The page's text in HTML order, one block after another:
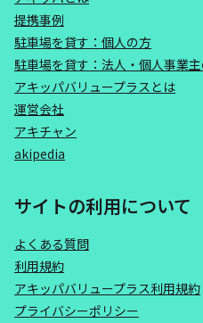
提携事例
駐車場を貸す：個人の方
駐車場を貸す：法人・個人事業
アキッパバリュープラスとは
運営会社
アキチャン
akipedia
サイトの利用について
よくある質問
利用規約
アキッパバリュープラス利用規約
プライバシーポリシー